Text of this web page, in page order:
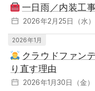
一日雨／内装工
2026年2月25日（水）
2026年1月
クラウドファン
り直す理由
2026年1月30日（金）